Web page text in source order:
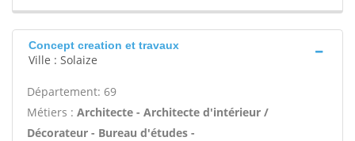
Concept creation et travaux
Ville : Solaize
Département: 69
Métiers : Architecte - Architecte d'intérieur /
Décorateur - Bureau d'études -